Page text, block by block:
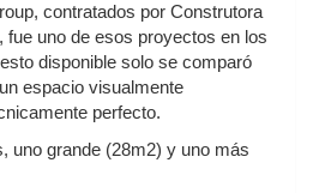
contratados por Construtora
fue uno de esos proyectos en los
disponible solo se comparó
espacio visualmente
perfecto.
uno grande (28m2) y uno más